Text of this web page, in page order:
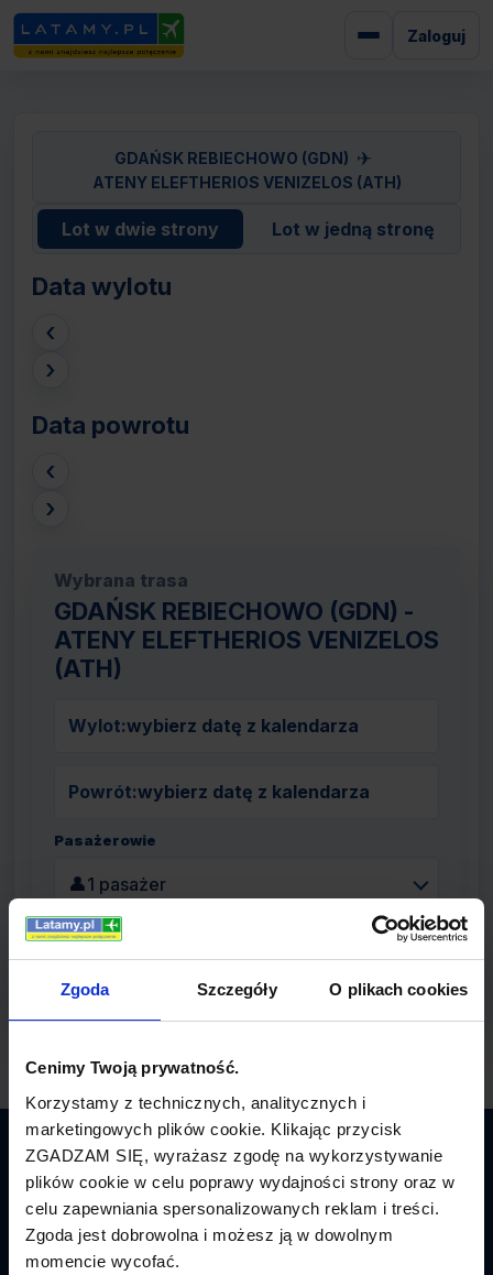
Zgoda Szczegóły O plikach cookies
Cenimy Twoją prywatność.
Korzystamy z technicznych, analitycznych i
marketingowych plików cookie. Klikając przycisk
ZGADZAM SIĘ, wyrażasz zgodę na wykorzystywanie
plików cookie w celu poprawy wydajności strony oraz w
celu zapewniania spersonalizowanych reklam i treści.
Zgoda jest dobrowolna i możesz ją w dowolnym
momencie wycofać.
Zaloguj
GDAŃSK REBIECHOWO (GDN) ✈
ATENY ELEFTHERIOS VENIZELOS (ATH)
Lot w dwie strony Lot w jedną stronę
Data wylotu
‹
›
Data powrotu
‹
›
Wybrana trasa
GDAŃSK REBIECHOWO (GDN) -
ATENY ELEFTHERIOS VENIZELOS
(ATH)
Wylot:wybierz datę z kalendarza
Powrót:wybierz datę z kalendarza
Pasażerowie
👤1 pasażer
Latamy.pl
Bilety lotnicze
Promocje